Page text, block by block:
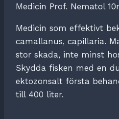
Medicin Prof. Nematol
Medicin som effektivt
camallanus, capillaria.
stor skada, inte minst
Skydda fisken med en
ektozonsalt första
till 400 liter.